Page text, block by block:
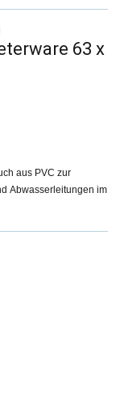
63 x
aus PVC zur
Abwasserleitungen im